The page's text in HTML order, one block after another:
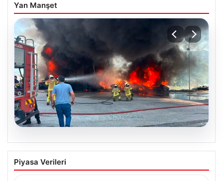
Yan Manşet
06.08.2026
Dumanlar ilçeyi kapladı: Bursa’da
tamirhanede yangın
Piyasa Verileri